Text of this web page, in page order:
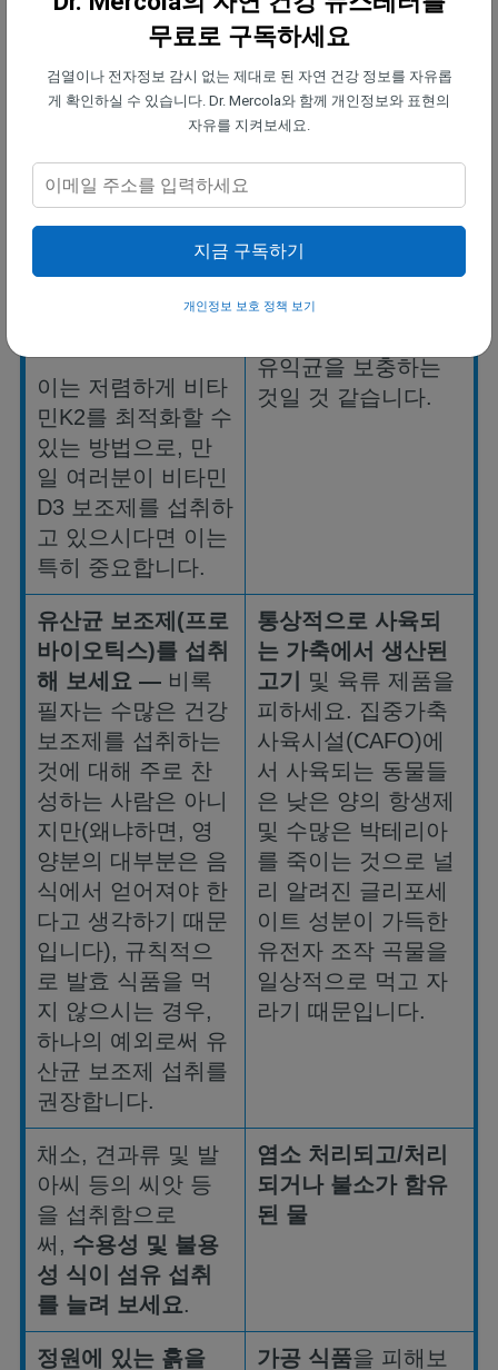
또(발효콩 ),김치 ,
등이 있
습니다.
식품을
만드는 경우,비타
민 K2를 다량으로
최적화
된 특별한 종균 배
것을
이는 저렴하게
비타
민K2를 최적화할 수
있는 방법으로 , 만
일 여러분이
비타민
D3 보조제를 섭취하
고 있으시다면 이는
특히
중요합니다.
을 보충하도록 하세
요.
또한,일부 연구원들
이 항생제에
익균 파괴를 개선할
가장
상 장내 환경을 발효
식품 및
유익균을 보충하는
것일 것 같습니다.
유산균 보조제 (프로
바이오틱스)를 섭취
해 보세요 — 비록
필자는 수많은 건강
보조제를 섭취하는
것에
대해 주로 찬
성하는 사람은 아니
지만(왜냐하면 , 영
양분의 대부분은 음
식에서 얻어져야 한
다고 생각하기
때문
입니다), 규칙적으
로 발효 식품을 먹
지
않으시는 경우,
하나의 예외로써 유
산균 보조제
섭취를
권장합니다.
통상적으로 사육되
는 가축에서 생산된
고기
및 육류 제품을
피하세요 . 집중가축
사육시설(CAFO)에
서 사육되는 동물들
은 낮은 양의 항생제
및 수많은 박테리아
를 죽이는 것으로 널
리
알려진 글리포세
이트 성분이
가득한
유전자 조작 곡물을
일상적으로 먹고 자
라기
때문입니다.
채소, 견과류 및 발
아씨 등의 씨앗 등
을 섭취함으로
써 , 수용성 및 불용
성 식이 섬유 섭취
를 늘려 보세요.
염소 처리되고/처리
되거나 불소가 함유
된 물
정원에 있는 흙을
가공 식품을 피해보
무료로 구독하세요
검열이나 전자정보 감시 없는 제대로 된 자연 건강 정보를 자유롭
게 확인하실 수 있습니다. Dr. Mercola와 함께 개인정보와 표현의
자유를 지켜보세요.
지금 구독하기
개인정보 보호 정책 보기